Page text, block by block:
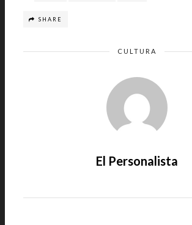
SHARE
CULTURA
El Personalista